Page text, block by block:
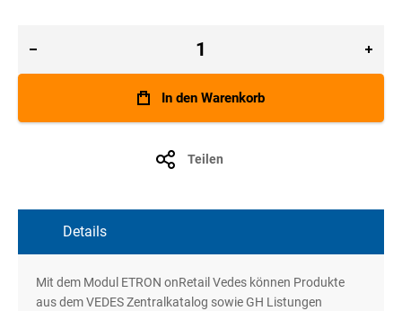
In den Warenkorb
Teilen
Details
Mit dem Modul ETRON onRetail Vedes können Produkte
aus dem VEDES Zentralkatalog sowie GH Listungen